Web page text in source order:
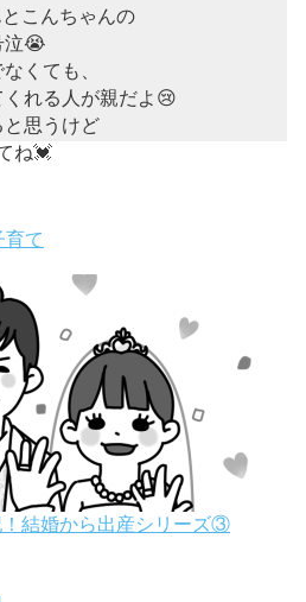
こんちゃんの
泣😭
くても、
れる人が親だよ😢
思うけど
ね💓
れるって
からも
ったね😢
岡 (@butamaixx)
January 23,
て
結婚から出産シリーズ③